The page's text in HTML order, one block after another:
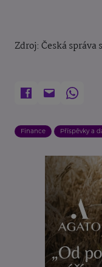
Zdroj: Česká správa
Finance Příspěvky a